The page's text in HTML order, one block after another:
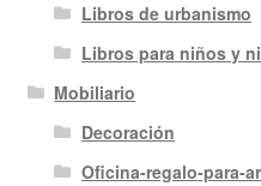
Libros de urbanismo
Libros para niños y
Mobiliario
Decoración
Oficina-regalo-para-